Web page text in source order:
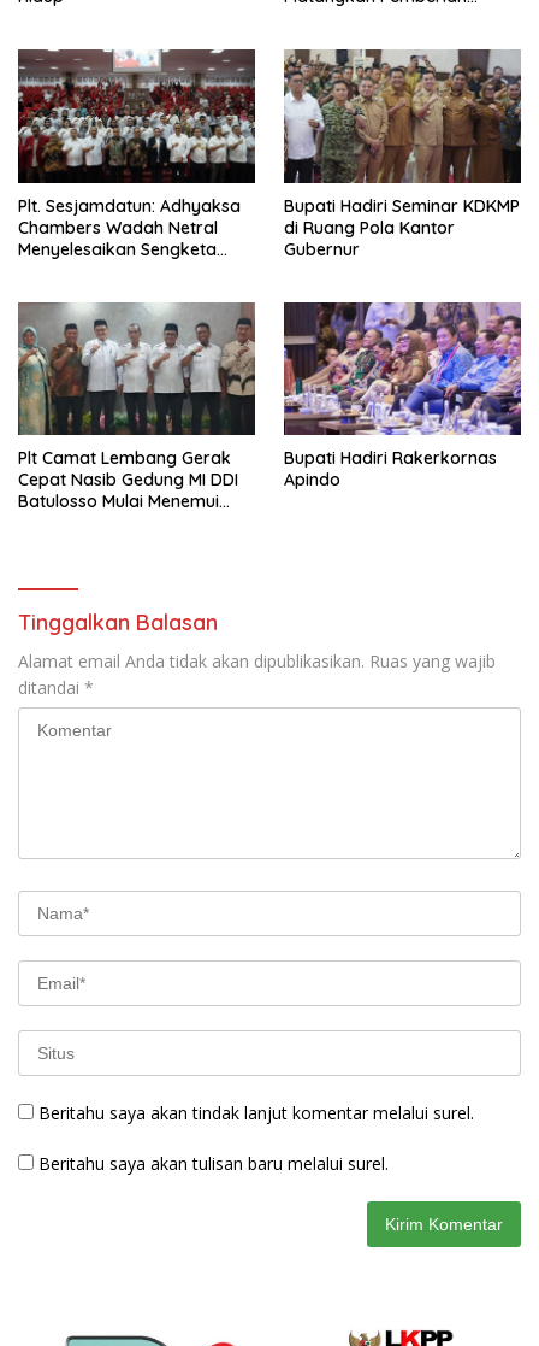
Plt. Sesjamdatun: Adhyaksa
Chambers Wadah Netral
Menyelesaikan Sengketa
Bupati Hadiri Seminar KDKMP
di Ruang Pola Kantor
Gubernur
Plt Camat Lembang Gerak
Cepat Nasib Gedung MI DDI
Batulosso Mulai Menemui
Bupati Hadiri Rakerkornas
Apindo
Tinggalkan Balasan
Alamat email Anda tidak akan dipublikasikan. Ruas yang wajib
ditandai *
Beritahu saya akan tindak lanjut komentar melalui surel.
Beritahu saya akan tulisan baru melalui surel.